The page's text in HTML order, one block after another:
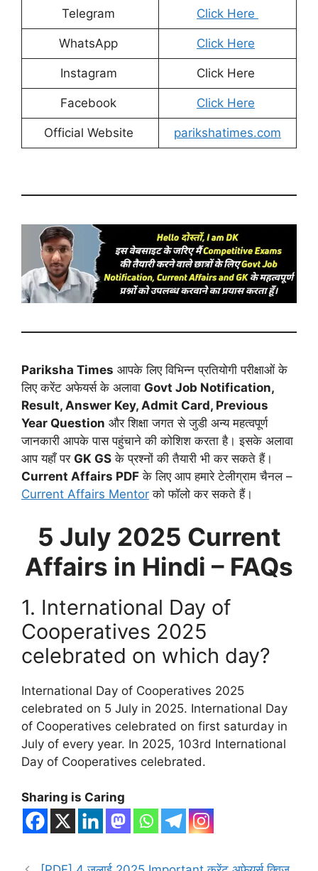
Telegram Click Here
WhatsApp Click Here
Instagram Click Here
Facebook Click Here
Official Website parikshatimes.com
Pariksha Times आपके लिए विभिन्न प्रतियोगी परीक्षाओं के
लिए करेंट अफेयर्स के अलावा Govt Job Notification,
Result, Answer Key, Admit Card, Previous
Year Question और शिक्षा जगत से जुडी अन्य महत्वपूर्ण
जानकारी आपके पास पहुंचाने की कोशिश करता है। इसके अलावा
आप यहाँ पर GK GS के प्रश्नों की तैयारी भी कर सकते हैं।
Current Affairs PDF के लिए आप हमारे टेलीग्राम चैनल –
Current Affairs Mentor को फॉलो कर सकते हैं।
5 July 2025 Current
Affairs in Hindi – FAQs
1. International Day of
Cooperatives 2025
celebrated on which day?
International Day of Cooperatives 2025
celebrated on 5 July in 2025. International Day
of Cooperatives celebrated on first saturday in
July of every year. In 2025, 103rd International
Day of Cooperatives celebrated.
Sharing is Caring